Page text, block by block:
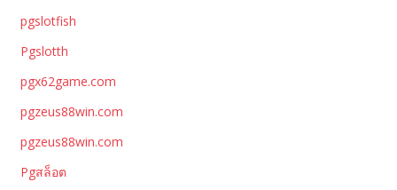
pgslotfish
Pgslotth
pgx62game.com
pgzeus88win.com
pgzeus88win.com
Pgสล็อต